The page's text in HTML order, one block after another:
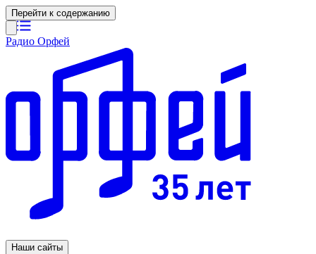
Перейти к содержанию
Радио Орфей
Наши сайты